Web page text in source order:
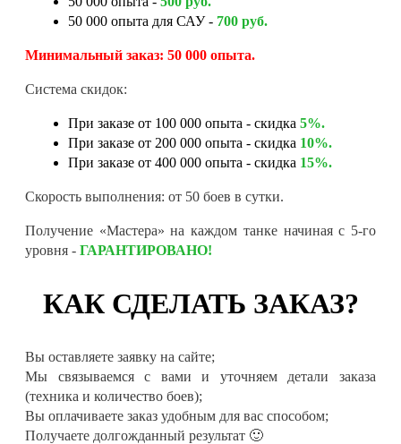
50 000 опыта для САУ - 700 руб.
Минимальный заказ: 50 000 опыта.
Система скидок:
При заказе от 100 000 опыта - скидка 5%.
При заказе от 200 000 опыта - скидка 10%.
При заказе от 400 000 опыта - скидка 15%.
Скорость выполнения: от 50 боев в сутки.
Получение «Мастера» на каждом танке начиная с 5-го
уровня - ГАРАНТИРОВАНО!
КАК СДЕЛАТЬ ЗАКАЗ?
Вы оставляете заявку на сайте;
Мы связываемся с вами и уточняем детали заказа
(техника и количество боев);
Вы оплачиваете заказ удобным для вас способом;
Получаете долгожданный результат 🙂